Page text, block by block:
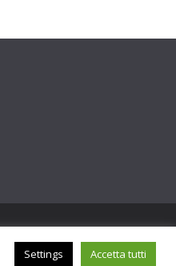
Settings Accetta tutti